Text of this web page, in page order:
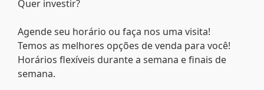
Quer investir?
Agende seu horário ou faça nos uma visita!
Temos as melhores opções de venda para você!
Horários flexíveis durante a semana e finais de
semana.